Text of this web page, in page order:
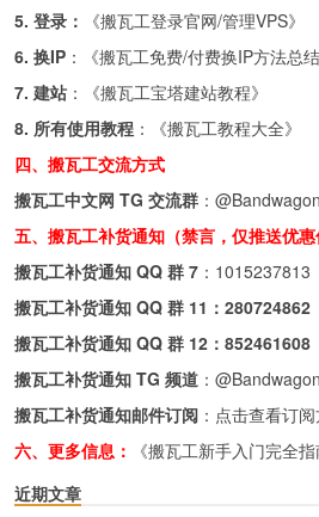
5. 登录：
《搬瓦工登录官网/管理VPS》
6. 换IP ：《搬瓦工免费/付费换IP方法总结
7. 建站 ：《搬瓦工宝塔建站教程》
8. 所有使用教程 ：《搬瓦工教程大全》
四、搬瓦工交流方式
搬瓦工中文网 TG 交流群 ：
五、搬瓦工补货通知（禁言，仅推送优惠
搬瓦工补货通知 QQ 群 7 ： 1015237813
搬瓦工补货通知 QQ 群 11： 280724862
搬瓦工补货通知 QQ 群 12： 852461608
搬瓦工补货通知 TG 频道 ：
搬瓦工补货通知邮件订阅 ： 点击查看订
六、更多信息：
《搬瓦工新手入门完全指
近期文章